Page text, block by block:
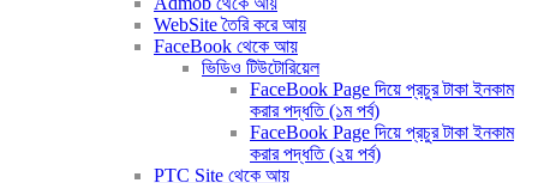
WebSite তৈরি করে আয়
FaceBook থেকে আয়
ভিডিও টিউটোরিয়েল
FaceBook Page দিয়ে প্রচুর টাকা ইনকাম
করার পদ্ধতি (১ম পর্ব)
FaceBook Page দিয়ে প্রচুর টাকা ইনকাম
করার পদ্ধতি (২য় পর্ব)
PTC Site থেকে আয়